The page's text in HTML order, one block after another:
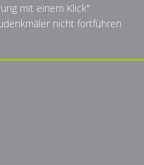
mit einem Klick"
nicht fortführen